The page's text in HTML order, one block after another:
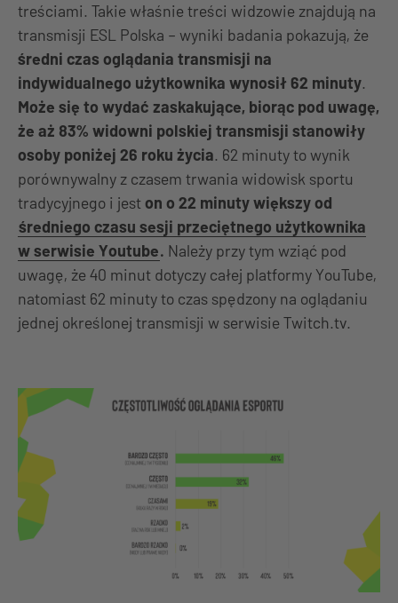
treściami. Takie właśnie treści widzowie znajdują na
transmisji ESL Polska – wyniki badania pokazują, że
średni czas oglądania transmisji na
indywidualnego użytkownika wynosił 62 minuty.
Może się to wydać zaskakujące, biorąc pod uwagę,
że aż 83% widowni polskiej transmisji stanowiły
osoby poniżej 26 roku życia. 62 minuty to wynik
porównywalny z czasem trwania widowisk sportu
tradycyjnego i jeston o 22 minuty większy od
średniego czasu sesji przeciętnego użytkownika
w serwisie Youtube. Należy przy tym wziąć pod
uwagę, że 40 minut dotyczy całej platformy YouTube,
natomiast 62 minuty to czas spędzony na oglądaniu
jednej określonej transmisji w serwisie Twitch.tv.